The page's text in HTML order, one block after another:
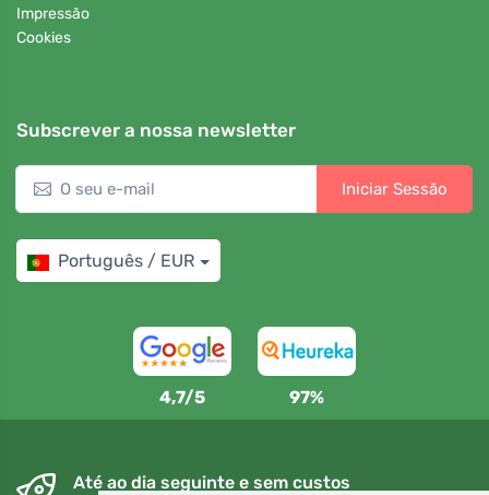
Impressão
Cookies
Subscrever a nossa newsletter
Iniciar Sessão
Português / EUR
4,7/5 97%
Até ao dia seguinte e sem custos